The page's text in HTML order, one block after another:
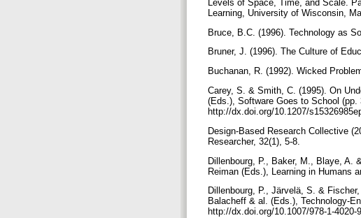
Levels of Space, Time, and Scale.
Learning, University of Wisconsin,
Bruce, B.C. (1996). Technology as
Bruner, J. (1996). The Culture of
Buchanan, R. (1992). Wicked
Carey, S. & Smith, C. (1995). On
(Eds.), Software Goes to School
http://dx.doi.org/10.1207/
Design-Based Research Collective
Researcher, 32(1), 5-8.
Dillenbourg, P., Baker, M., Blaye, A.
Reiman (Eds.), Learning in Humans
Dillenbourg, P., Järvelä, S. &
Balacheff & al. (Eds.), Technology-
http://dx.doi.org/10.1007/978-1-4020-